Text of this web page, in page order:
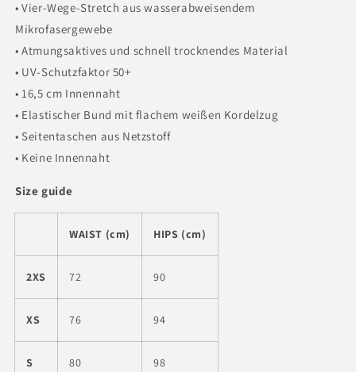
• Vier-Wege-Stretch aus wasserabweisendem
Mikrofasergewebe
• Atmungsaktives und schnell trocknendes Material
• UV-Schutzfaktor 50+
• 16,5 cm Innennaht
• Elastischer Bund mit flachem weißen Kordelzug
• Seitentaschen aus Netzstoff
• Keine Innennaht
Size guide
WAIST (cm) HIPS (cm)
2XS 72 90
XS 76 94
S 80 98